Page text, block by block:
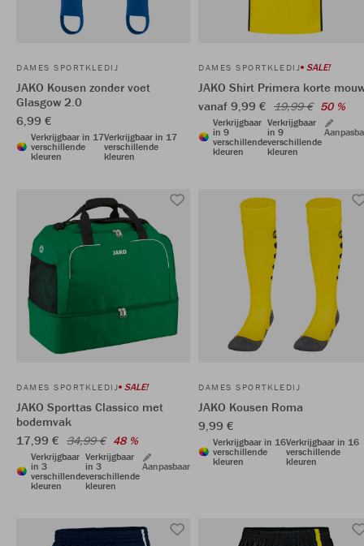
DAMES SPORTKLEDIJ
JAKO Kousen zonder voet
Glasgow 2.0
6,99 €
Verkrijgbaar in 17
verschillende
kleuren
Verkrijgbaar in 17
verschillende
kleuren
DAMES SPORTKLEDIJ SALE!
JAKO Shirt Primera korte
vanaf 9,99 € 19,99 € 50 %
Verkrijgbaar
in 9
verschillende
kleuren
Verkrijgbaar
in 9
verschillende
kleuren
DAMES SPORTKLEDIJ SALE!
JAKO Sporttas Classico met
bodemvak
17,99 € 34,99 € 48 %
Verkrijgbaar
in 3
verschillende
kleuren
Verkrijgbaar
in 3
verschillende
kleuren
Aanpasbaar
DAMES SPORTKLEDIJ
JAKO Kousen Roma
9,99 €
Verkrijgbaar in 16
verschillende
kleuren
Verkrijgbaar in 16
verschillende
kleuren